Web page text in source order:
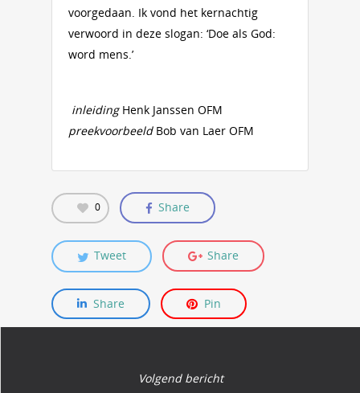
voorgedaan. Ik vond het kernachtig
verwoord in deze slogan: ‘Doe als God:
word mens.’
inleidingHenk Janssen OFM
preekvoorbeeldBob van Laer OFM
0 Share
Tweet Share
Share Pin
Volgend bericht